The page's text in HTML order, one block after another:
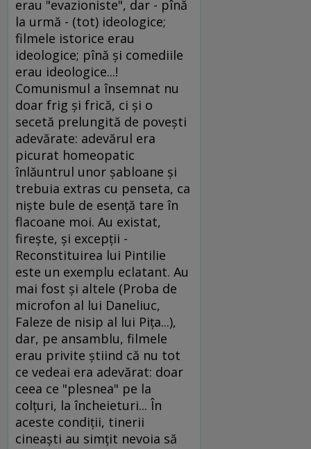
erau "evazioniste", dar - pînă
la urmă - (tot) ideologice;
filmele istorice erau
ideologice; pînă şi comediile
erau ideologice...!
Comunismul a însemnat nu
doar frig şi frică, ci şi o
secetă prelungită de poveşti
adevărate: adevărul era
picurat homeopatic
înlăuntrul unor şabloane şi
trebuia extras cu penseta, ca
nişte bule de esenţă tare în
flacoane moi. Au existat,
fireşte, şi excepţii -
Reconstituirea lui Pintilie
este un exemplu eclatant. Au
mai fost şi altele (Proba de
microfon al lui Daneliuc,
Faleze de nisip al lui Piţa...),
dar, pe ansamblu, filmele
erau privite ştiind că nu tot
ce vedeai era adevărat: doar
ceea ce "plesnea" pe la
colţuri, la încheieturi... În
aceste condiţii, tinerii
cineaşti au simţit nevoia să